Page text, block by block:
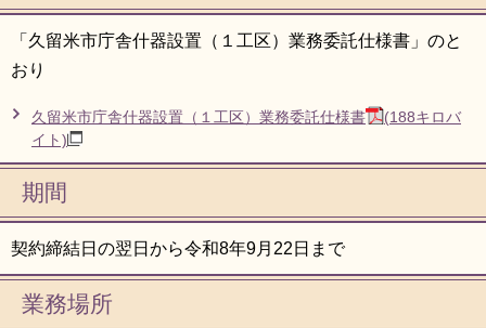
「久留米市庁舎什器設置（１工区）業務委託仕様書」のと
おり
久留米市庁舎什器設置（１工区）業務委託仕様書
(188キロバ
イト)
期間
契約締結日の翌日から令和8年9月22日まで
業務場所